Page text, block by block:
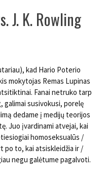
J. K. Rowling
kad Hario Poterio
mokytojas Remas Lupinas
Fanai netruko tarp
galimai susivokusi, porelę
dedame į medijų teorijos
Juo įvardinami atvejai, kai
homoseksualūs /
po to, kai atsiskleidžia ir /
negu galėtume pagalvoti.